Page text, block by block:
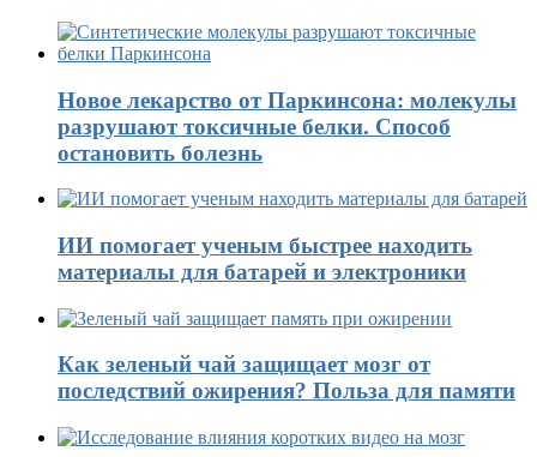
Новое лекарство от Паркинсона: молекулы
разрушают токсичные белки. Способ
остановить болезнь
ИИ помогает ученым быстрее находить
материалы для батарей и электроники
Как зеленый чай защищает мозг от
последствий ожирения? Польза для памяти